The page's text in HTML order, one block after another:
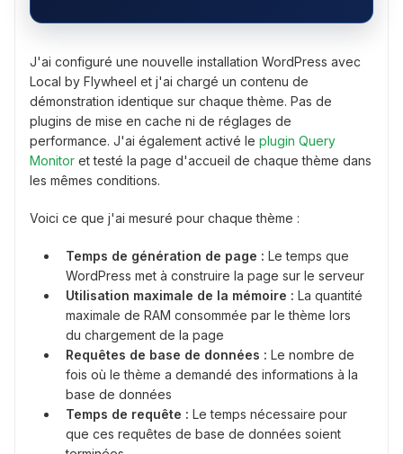
J'ai configuré une nouvelle installation WordPress avec
Local by Flywheel et j'ai chargé un contenu de
démonstration identique sur chaque thème. Pas de
plugins de mise en cache ni de réglages de
performance. J'ai également activé le plugin Query
Monitor et testé la page d'accueil de chaque thème dans
les mêmes conditions.
Voici ce que j'ai mesuré pour chaque thème :
Temps de génération de page : Le temps que
WordPress met à construire la page sur le serveur
Utilisation maximale de la mémoire : La quantité
maximale de RAM consommée par le thème lors
du chargement de la page
Requêtes de base de données : Le nombre de
fois où le thème a demandé des informations à la
base de données
Temps de requête : Le temps nécessaire pour
que ces requêtes de base de données soient